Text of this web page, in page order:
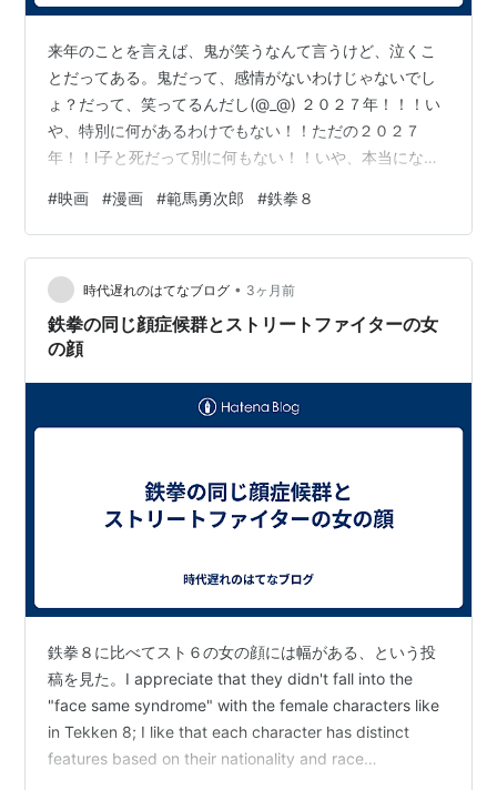
来年のことを言えば、鬼が笑うなんて言うけど、泣くこ
とだってある。鬼だって、感情がないわけじゃないでし
ょ？だって、笑ってるんだし(@_@) ２０２７年！！！い
や、特別に何があるわけでもない！！ただの２０２７
年！！l子と死だって別に何もない！！いや、本当にない
り越えたら、２０２７年が来るのよ！！ まあ、当たり前
の話なんだけど！！２０２６年が終わったら２０２７
年！！！めちゃくちゃ当たり前の話！！！でも、そんな
何もないと思っていた２０２７年にある事件が起こるの
よ！！２０２７年まで、あと何日だって話よ！！ まあ、
あと何日かはわからないけど、よく考えたらあ…
#映画 #漫画 #範馬勇次郎 #鉄拳８
時代遅れのはてなブログ • 3ヶ月前
鉄拳の同じ顔症候群とストリートファイターの女
の顔
鉄拳８に比べてスト６の女の顔には幅がある、という投
稿を見た。I appreciate that they didn't fall into the
"face same syndrome" with the female characters like
in Tekken 8; I like that each character has distinct
features based on their nationality and race